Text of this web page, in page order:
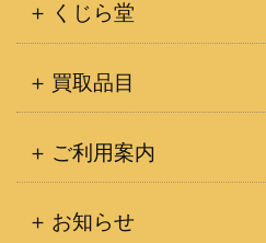
くじら堂
買取品目
ご利用案内
お知らせ